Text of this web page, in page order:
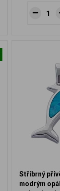
Stříbrný
modrým